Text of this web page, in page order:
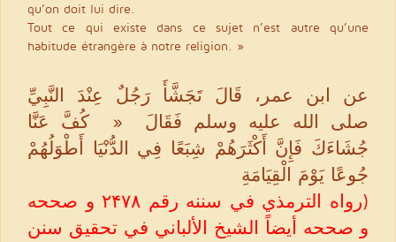
qu’on doit lui dire.
Tout ce qui existe dans ce sujet n’est autre qu’une
habitude étrangère à notre religion. »
عن ابن عمر، قَالَ تَجَشَّأَ رَجُلٌ عِنْدَ النَّبِيِّ
صلى الله عليه وسلم فَقَالَ ‏ « ‏ كُفَّ عَنَّا
جُشَاءَكَ فَإِنَّ أَكْثَرَهُمْ شِبَعًا فِي الدُّنْيَا أَطْوَلُهُمْ
جُوعًا يَوْمَ الْقِيَامَةِ ‏
(رواه الترمذي في سننه رقم ۲۴۷۸ و صححه
و صححه أيضاً الشيخ الألباني في تحقيق سنن